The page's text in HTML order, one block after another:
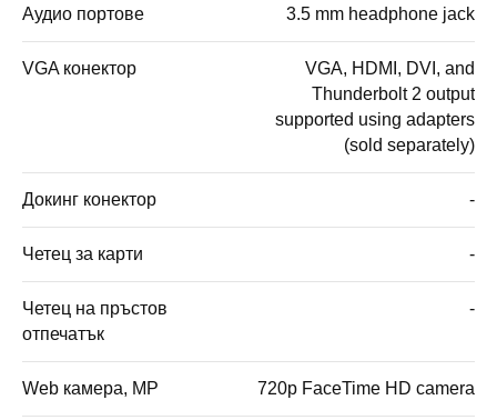
Аудио портове 3.5 mm headphone jack
VGA конектор
VGA, HDMI, DVI, and
Thunderbolt 2 output
supported using adapters
(sold separately)
Докинг конектор -
Четец за карти -
Четец на пръстов
отпечатък
-
Web камера, MP 720p FaceTime HD camera